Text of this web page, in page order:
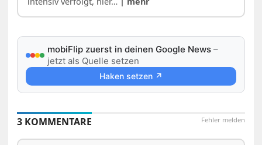
mobiFlip zuerst in deinen Google News –
jetzt als Quelle setzen
Haken setzen ↗
Fehler melden
3 KOMMENTARE